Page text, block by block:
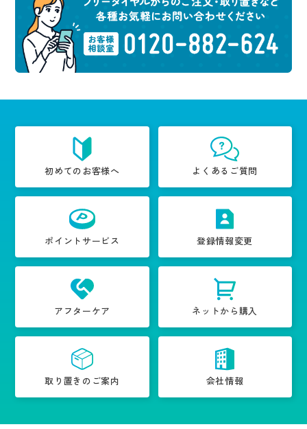
初めてのお客様へ よくあるご質問
ポイントサービス 登録情報変更
アフターケア ネットから購入
取り置きのご案内 会社情報